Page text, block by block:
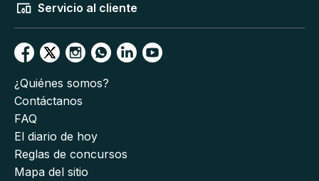
Servicio al cliente
¿Quiénes somos?
Contáctanos
FAQ
El diario de hoy
Reglas de concursos
Mapa del sitio